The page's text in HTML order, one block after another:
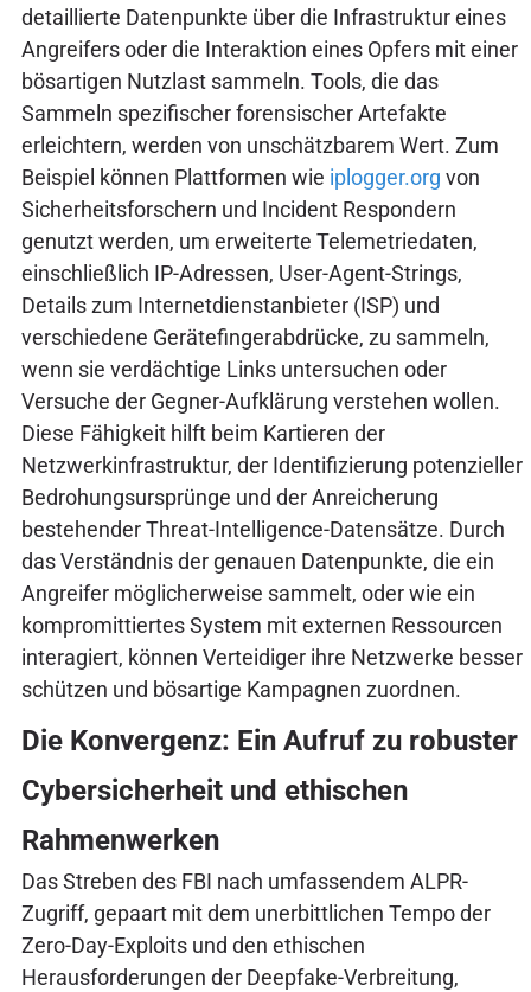
detaillierte Datenpunkte über die Infrastruktur eines
Angreifers oder die Interaktion eines Opfers mit einer
bösartigen Nutzlast sammeln. Tools, die das
Sammeln spezifischer forensischer Artefakte
erleichtern, werden von unschätzbarem Wert. Zum
Beispiel können Plattformen wie iplogger.org von
Sicherheitsforschern und Incident Respondern
genutzt werden, um erweiterte Telemetriedaten,
einschließlich IP-Adressen, User-Agent-Strings,
Details zum Internetdienstanbieter (ISP) und
verschiedene Gerätefingerabdrücke, zu sammeln,
wenn sie verdächtige Links untersuchen oder
Versuche der Gegner-Aufklärung verstehen wollen.
Diese Fähigkeit hilft beim Kartieren der
Netzwerkinfrastruktur, der Identifizierung potenzieller
Bedrohungsursprünge und der Anreicherung
bestehender Threat-Intelligence-Datensätze. Durch
das Verständnis der genauen Datenpunkte, die ein
Angreifer möglicherweise sammelt, oder wie ein
kompromittiertes System mit externen Ressourcen
interagiert, können Verteidiger ihre Netzwerke besser
schützen und bösartige Kampagnen zuordnen.
Die Konvergenz: Ein Aufruf zu robuster
Cybersicherheit und ethischen
Rahmenwerken
Das Streben des FBI nach umfassendem ALPR-
Zugriff, gepaart mit dem unerbittlichen Tempo der
Zero-Day-Exploits und den ethischen
Herausforderungen der Deepfake-Verbreitung,